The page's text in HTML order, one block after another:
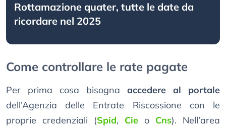
Rottamazione quater, tutte le date da
ricordare nel 2025
Come controllare le rate pagate
Per prima cosa bisogna accedere al portale
dell’Agenzia delle Entrate Riscossione con le
proprie credenziali (Spid, Cie o Cns). Nell’area